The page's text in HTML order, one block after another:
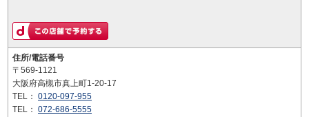
住所/電話番号
〒569-1121
大阪府高槻市真上町1-20-17
TEL： 0120-097-955
TEL： 072-686-5555